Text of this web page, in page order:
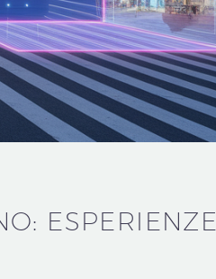
ESPERIENZE